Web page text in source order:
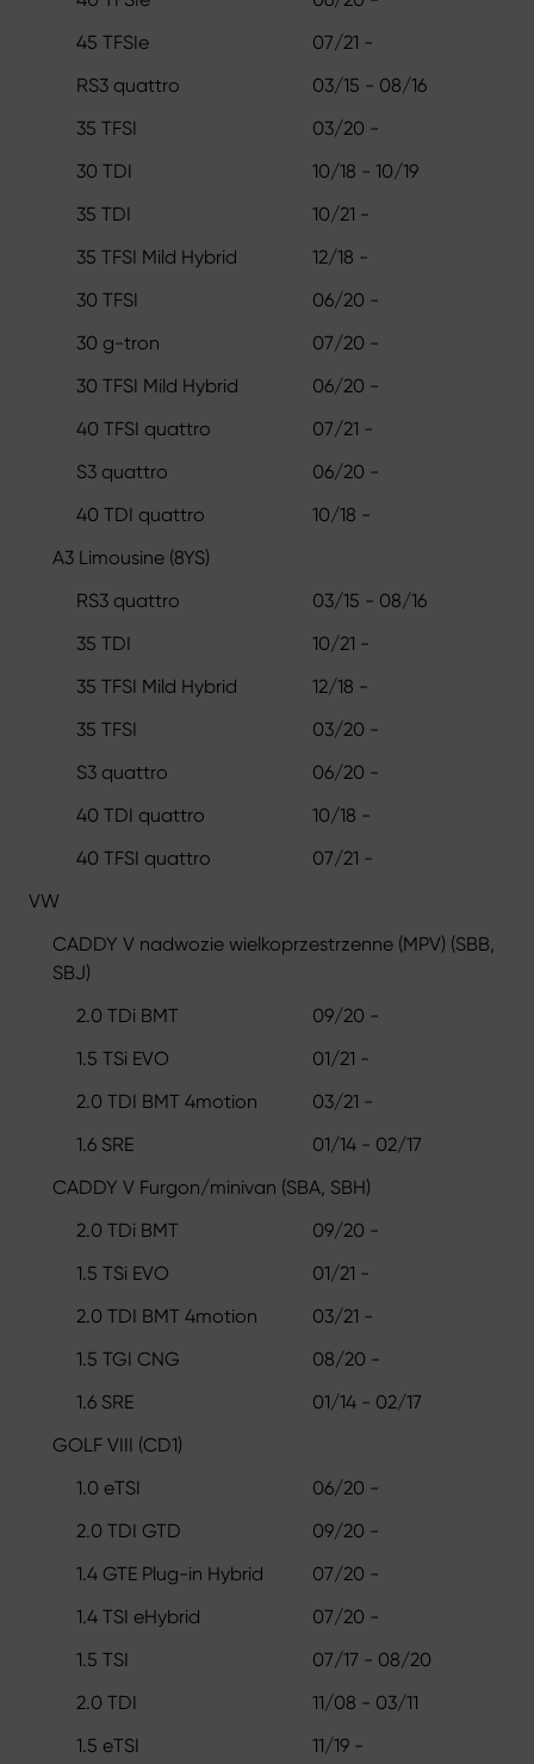
45 TFSIe
07/21 -
RS3 quattro
03/15 - 08/16
35 TFSI
03/20 -
30 TDI
10/18 - 10/19
35 TDI
10/21 -
35 TFSI Mild Hybrid
12/18 -
30 TFSI
06/20 -
30 g-tron
07/20 -
30 TFSI Mild Hybrid
06/20 -
40 TFSI quattro
07/21 -
S3 quattro
06/20 -
40 TDI quattro
10/18 -
A3 Limousine (8YS)
RS3 quattro
03/15 - 08/16
35 TDI
10/21 -
35 TFSI Mild Hybrid
12/18 -
35 TFSI
03/20 -
S3 quattro
06/20 -
40 TDI quattro
10/18 -
40 TFSI quattro
07/21 -
VW
CADDY V nadwozie wielkoprzestrzenne (MPV) (SBB,
SBJ)
2.0 TDi BMT
09/20 -
1.5 TSi EVO
01/21 -
2.0 TDI BMT 4motion
03/21 -
1.6 SRE
01/14 - 02/17
CADDY V Furgon/minivan (SBA, SBH)
2.0 TDi BMT
09/20 -
1.5 TSi EVO
01/21 -
2.0 TDI BMT 4motion
03/21 -
1.5 TGI CNG
08/20 -
1.6 SRE
01/14 - 02/17
GOLF VIII (CD1)
1.0 eTSI
06/20 -
2.0 TDI GTD
09/20 -
1.4 GTE Plug-in Hybrid
07/20 -
1.4 TSI eHybrid
07/20 -
1.5 TSI
07/17 - 08/20
2.0 TDI
11/08 - 03/11
1.5 eTSI
11/19 -